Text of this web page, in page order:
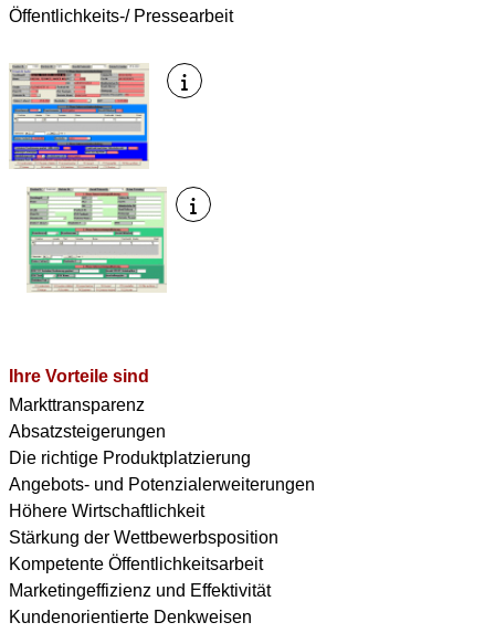
Öffentlichkeits-/ Pressearbeit
Ihre Vorteile sind
Markttransparenz
Absatzsteigerungen
Die richtige Produktplatzierung
Angebots- und Potenzialerweiterungen
Höhere Wirtschaftlichkeit
Stärkung der Wettbewerbsposition
Kompetente Öffentlichkeitsarbeit
Marketingeffizienz und Effektivität
Kundenorientierte Denkweisen